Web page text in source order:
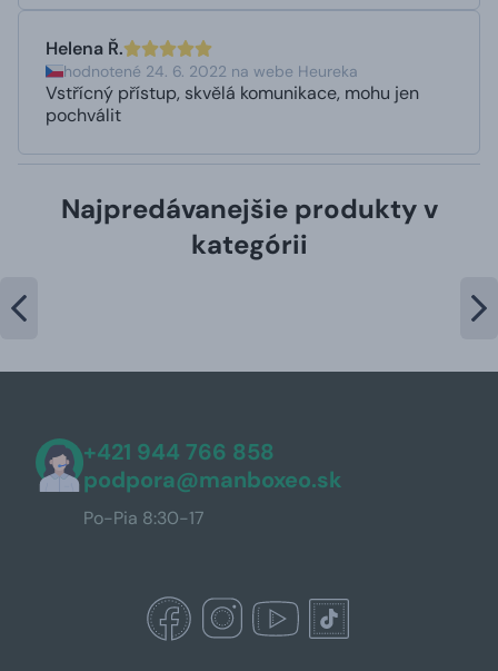
Helena Ř.
hodnotené 24. 6. 2022 na webe Heureka
Vstřícný přístup, skvělá komunikace, mohu jen
pochválit
Najpredávanejšie produkty v
kategórii
+421 944 766 858
podpora@manboxeo.sk
Po-Pia 8:30-17